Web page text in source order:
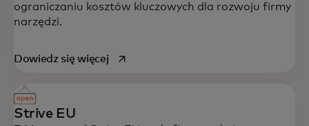
ograniczaniu kosztów kluczowych dla rozwoju firmy
narzędzi.
Dowiedz się więcejopens in a new tab
Strive EU